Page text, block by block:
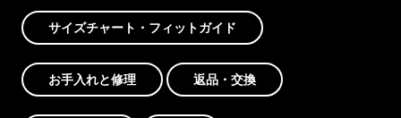
サイズチャート・フィットガイド
お手入れと修理 返品・交換